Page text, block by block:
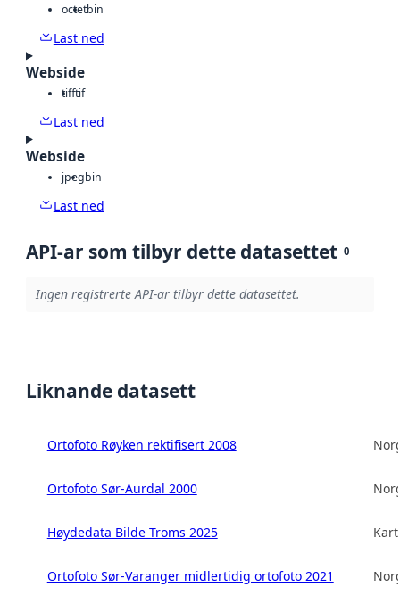
octetbin
Last ned
Webside
tifftif
Last ned
Webside
jpegbin
Last ned
API-ar som tilbyr dette datasettet 0
Ingen registrerte API-ar tilbyr dette datasettet.
Liknande datasett
Ortofoto Røyken rektifisert 2008
Ortofoto Sør-Aurdal 2000
Høydedata Bilde Troms 2025
Ortofoto Sør-Varanger midlertidig ortofoto 2021